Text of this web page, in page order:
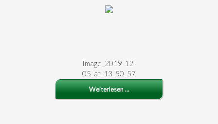
Image_2019-12-
05_at_13_50_57
Weiterlesen ...